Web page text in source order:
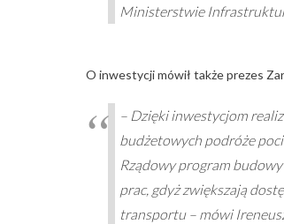
Ministerstwie
O inwestycji mówił także prezes
– Dzięki inwestycjom
budżetowych podróże
Rządowy program
prac, gdyż zwiększają
transportu – mówi